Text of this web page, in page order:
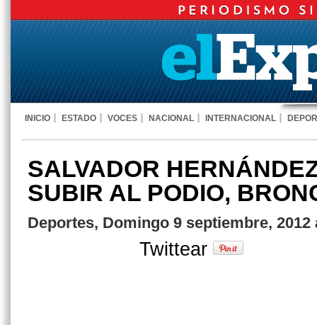
INICIO ESTADO VOCES NACIONAL INTERNACIONAL
SALVADOR
SUBIR AL PODIO,
Deportes, Domingo 9 septiembre, 2012
Twittear